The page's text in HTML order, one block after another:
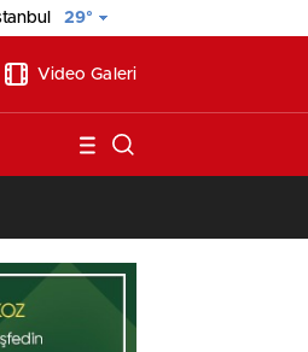
29°
Video Galeri